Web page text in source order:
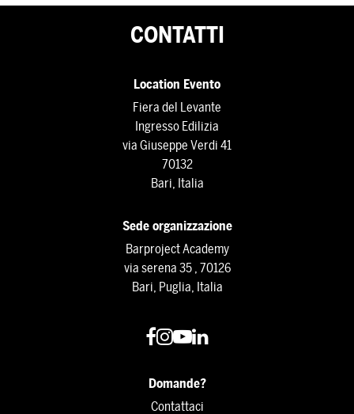
CONTATTI
Location Evento
Fiera del Levante
Ingresso Edilizia
via Giuseppe Verdi 41
70132
Bari, Italia
Sede organizzazione
Barproject Academy
via serena 35 , 70126
Bari, Puglia, Italia
Domande?
Contattaci